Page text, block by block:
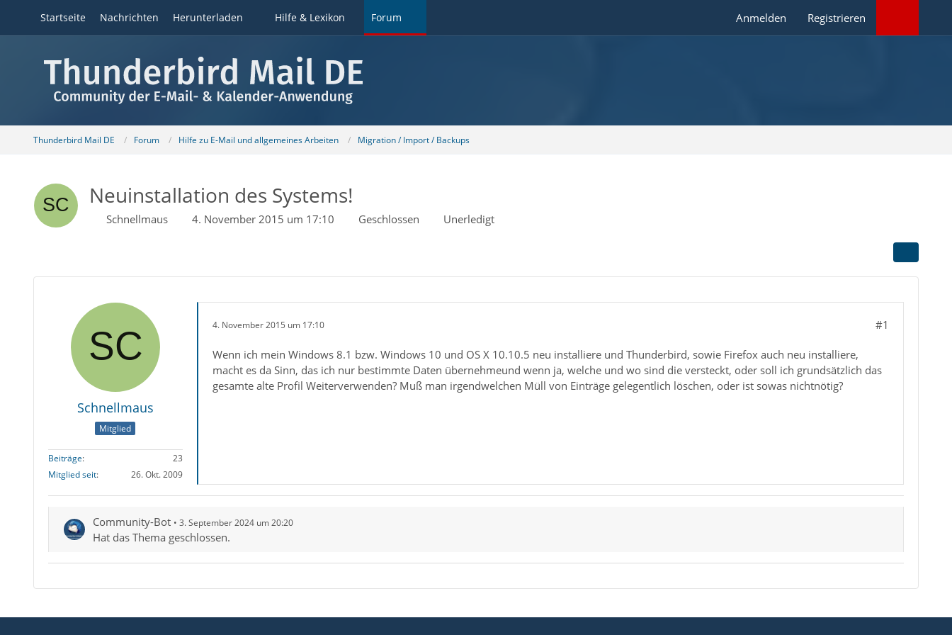
Startseite Nachrichten Herunterladen Hilfe & Lexikon Forum Anmelden Registrieren
Thunderbird Mail DE Forum Hilfe zu E-Mail und allgemeines Arbeiten Migration / Import / Backups
Neuinstallation des Systems!
Schnellmaus 4. November 2015 um 17:10 Geschlossen Unerledigt
Schnellmaus
Mitglied
Beiträge
23
Mitglied seit
26. Okt. 2009
4. November 2015 um 17:10 #1
Wenn ich mein Windows 8.1 bzw. Windows 10 und OS X 10.10.5 neu installiere und Thunderbird, sowie Firefox auch neu installiere,
macht es da Sinn, das ich nur bestimmte Daten übernehmeund wenn ja, welche und wo sind die versteckt, oder soll ich grundsätzlich das
gesamte alte Profil Weiterverwenden? Muß man irgendwelchen Müll von Einträge gelegentlich löschen, oder ist sowas nichtnötig?
Community-Bot 3. September 2024 um 20:20
Hat das Thema geschlossen.